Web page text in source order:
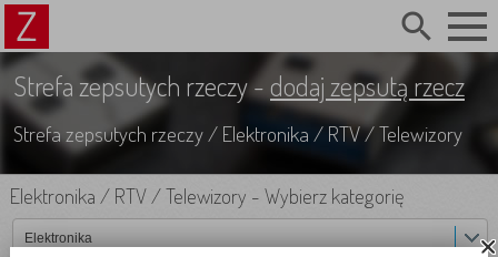
search
Strefa zepsutych rzeczy - dodaj zepsutą rzecz
Strefa zepsutych rzeczy/ Elektronika / RTV/Telewizory
Elektronika / RTV/Telewizory - Wybierz kategorię
Elektronika